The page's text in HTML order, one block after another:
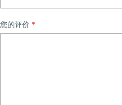
您的评价 *